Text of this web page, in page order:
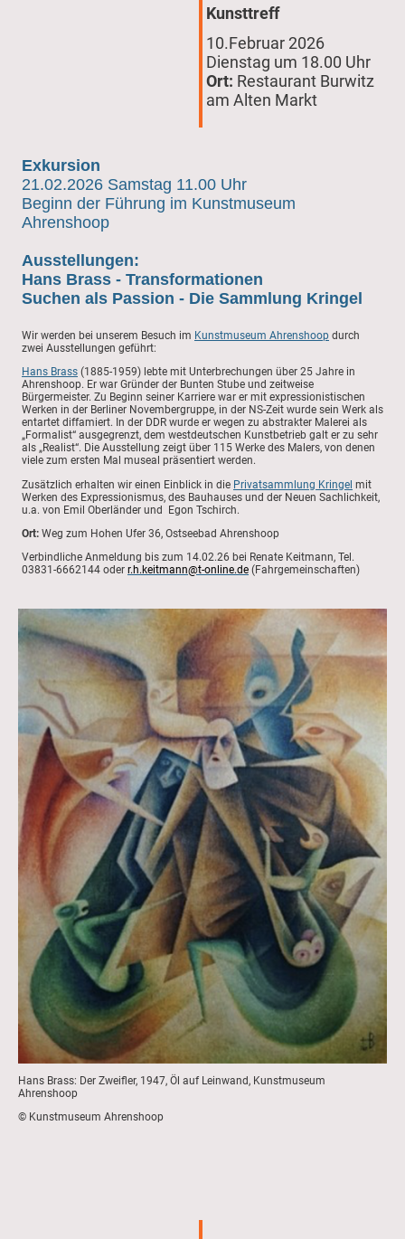
Kunsttreff
10.Februar 2026
Dienstag um 18.00 Uhr
Ort: Restaurant Burwitz
am Alten Markt
Exkursion
21.02.2026 Samstag 11.00 Uhr
Beginn der Führung im Kunstmuseum
Ahrenshoop
Ausstellungen:
Hans Brass - Transformationen
Suchen als Passion - Die Sammlung Kringel
Wir werden bei unserem Besuch im Kunstmuseum Ahrenshoop durch
zwei Ausstellungen geführt:
Hans Brass (1885-1959) lebte mit Unterbrechungen über 25 Jahre in
Ahrenshoop. Er war Gründer der Bunten Stube und zeitweise
Bürgermeister. Zu Beginn seiner Karriere war er mit expressionistischen
Werken in der Berliner Novembergruppe, in der NS-Zeit wurde sein Werk als
entartet diffamiert. In der DDR wurde er wegen zu abstrakter Malerei als
„Formalist“ ausgegrenzt, dem westdeutschen Kunstbetrieb galt er zu sehr
als „Realist“. Die Ausstellung zeigt über 115 Werke des Malers, von denen
viele zum ersten Mal museal präsentiert werden.
Zusätzlich erhalten wir einen Einblick in die Privatsammlung Kringel mit
Werken des Ex­pressionismus, des Bauhauses und der Neuen Sachlichkeit,
u.a. von Emil Ober­länder und Egon Tschirch.
Ort: Weg zum Hohen Ufer 36, Ostseebad Ahrenshoop
Verbindliche Anmeldung bis zum 14.02.26 bei Renate Keitmann, Tel.
03831-6662144 oder r.h.keitmann@t-online.de (Fahrgemeinschaften)
Hans Brass: Der Zweifler, 1947, Öl auf Leinwand, Kunstmuseum
Ahrenshoop
© Kunstmuseum Ahrenshoop